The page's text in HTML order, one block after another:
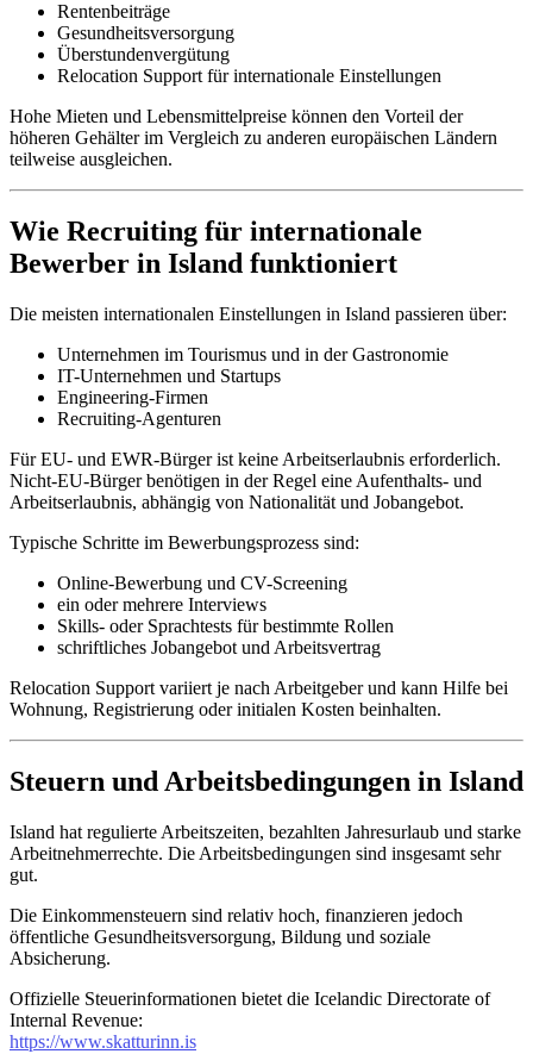
Rentenbeiträge
Gesundheitsversorgung
Überstundenvergütung
Relocation Support für internationale Einstellungen
Hohe Mieten und Lebensmittelpreise können den Vorteil der
höheren Gehälter im Vergleich zu anderen europäischen Ländern
teilweise ausgleichen.
Wie Recruiting für internationale
Bewerber in Island funktioniert
Die meisten internationalen Einstellungen in Island passieren über:
Unternehmen im Tourismus und in der Gastronomie
IT-Unternehmen und Startups
Engineering-Firmen
Recruiting-Agenturen
Für EU- und EWR-Bürger ist keine Arbeitserlaubnis erforderlich.
Nicht-EU-Bürger benötigen in der Regel eine Aufenthalts- und
Arbeitserlaubnis, abhängig von Nationalität und Jobangebot.
Typische Schritte im Bewerbungsprozess sind:
Online-Bewerbung und CV-Screening
ein oder mehrere Interviews
Skills- oder Sprachtests für bestimmte Rollen
schriftliches Jobangebot und Arbeitsvertrag
Relocation Support variiert je nach Arbeitgeber und kann Hilfe bei
Wohnung, Registrierung oder initialen Kosten beinhalten.
Steuern und Arbeitsbedingungen in Island
Island hat regulierte Arbeitszeiten, bezahlten Jahresurlaub und starke
Arbeitnehmerrechte. Die Arbeitsbedingungen sind insgesamt sehr
gut.
Die Einkommensteuern sind relativ hoch, finanzieren jedoch
öffentliche Gesundheitsversorgung, Bildung und soziale
Absicherung.
Offizielle Steuerinformationen bietet die Icelandic Directorate of
Internal Revenue:
https://www.skatturinn.is